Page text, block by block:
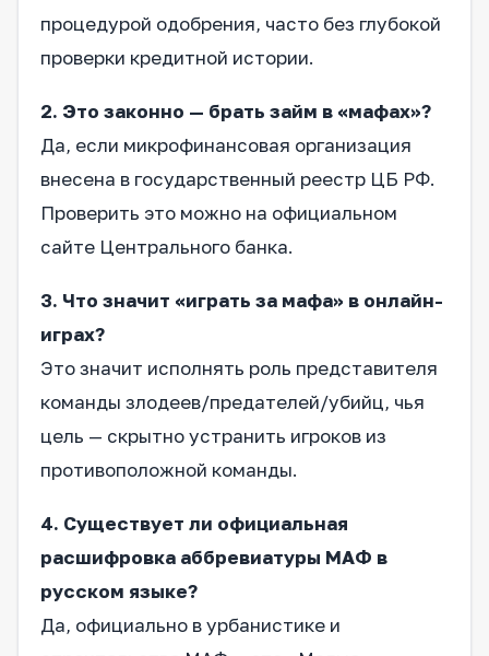
процедурой одобрения, часто без глубокой
проверки кредитной истории.
2. Это законно — брать займ в «мафах»?
Да, если микрофинансовая организация
внесена в государственный реестр ЦБ РФ.
Проверить это можно на официальном
сайте Центрального банка.
3. Что значит «играть за мафа» в онлайн-
играх?
Это значит исполнять роль представителя
команды злодеев/предателей/убийц, чья
цель — скрытно устранить игроков из
противоположной команды.
4. Существует ли официальная
расшифровка аббревиатуры МАФ в
русском языке?
Да, официально в урбанистике и